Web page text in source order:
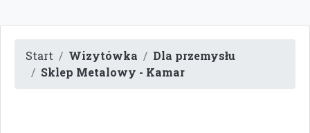
Start Wizytówka
Dla przemysłu
Sklep Metalowy - Kamar